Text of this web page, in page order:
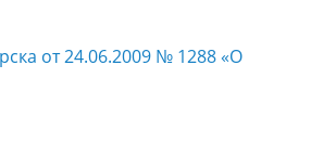
от 24.06.2009 № 1288 «О